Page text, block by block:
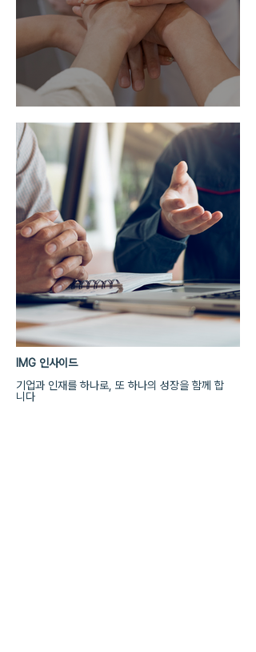
IMG 인사이드
기업과 인재를 하나로, 또 하나의 성장을 함께 합
니다